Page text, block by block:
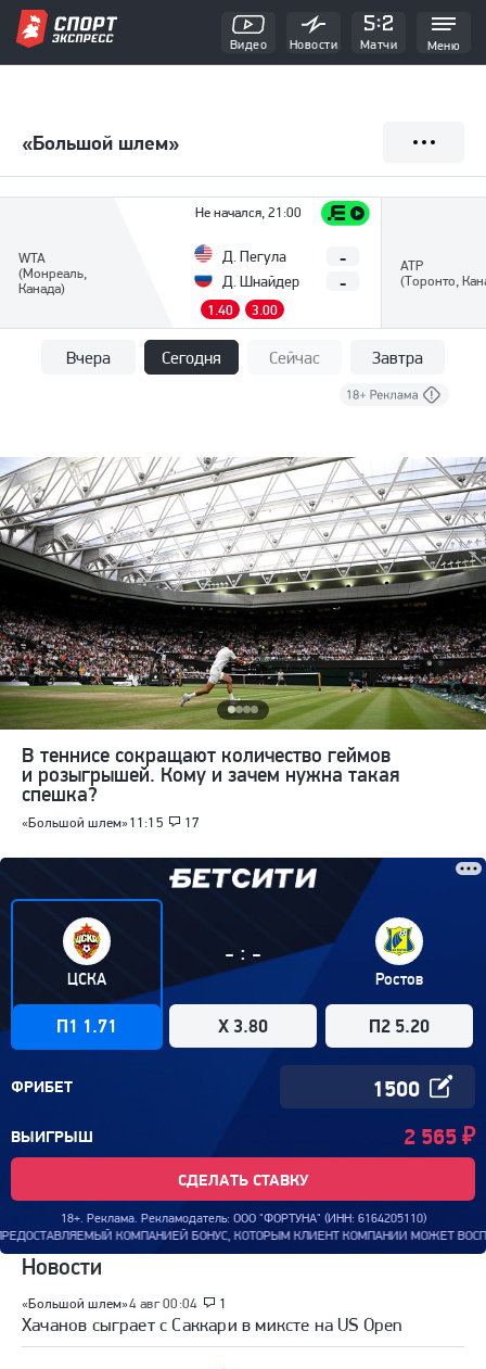
Видео Новости Матчи Меню
«Большой шлем»
WTA
(Монреаль,
Канада)
Не начался, 21:00
Д. Пегула
Д. Шнайдер
-
-
1.40 3.00
ATP
(Торонто,
Вчера Сегодня Сейчас Завтра
«Большой шлем»11:15 17
В теннисе сокращают количество геймов
и розыгрышей. Кому и зачем нужна такая
спешка?
ЦСКА
П1 1.71
- : -
X 3.80
Ростов
П2 5.20
ФРИБЕТ
ВЫИГРЫШ 2 565 ₽
СДЕЛАТЬ СТАВКУ
18+. Реклама. Рекламодатель: ООО "ФОРТУНА" (ИНН: 6164205110)
КЛИЕНТ КОМПАНИИ МОЖЕТ ВОСПОЛЬЗОВАТЬСЯ ДЛЯ ЗАКЛЮЧЕНИЯ
Новости
«Большой шлем»4 авг 00:04 1
Хачанов сыграет с Саккари в миксте на US Open